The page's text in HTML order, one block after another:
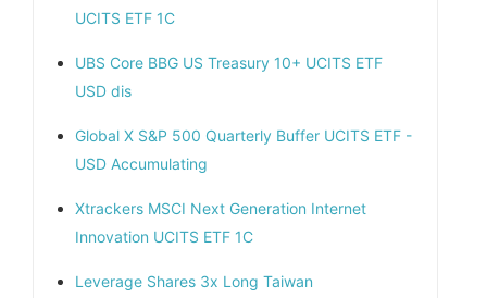
UCITS ETF 1C
UBS Core BBG US Treasury 10+ UCITS ETF
USD dis
Global X S&P 500 Quarterly Buffer UCITS ETF -
USD Accumulating
Xtrackers MSCI Next Generation Internet
Innovation UCITS ETF 1C
Leverage Shares 3x Long Taiwan